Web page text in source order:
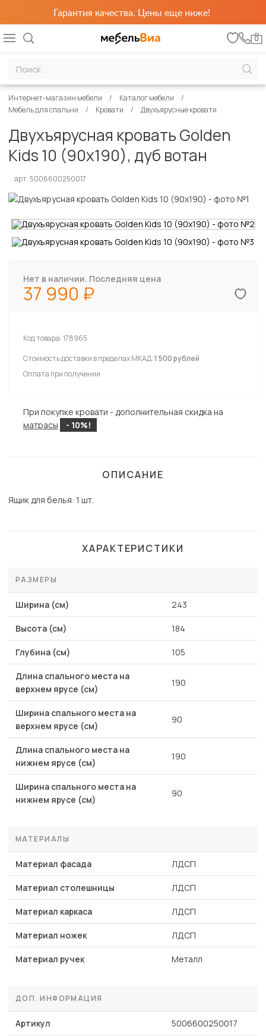
Гарантия качества. Цены еще ниже!
0
Интернет-магазин мебели
Каталог мебели
Мебель для спальни
Кровати Двухъярусные кровати
Двухъярусная кровать Golden
Kids 10 (90х190), дуб вотан
арт. 5006600250017
Нет в наличии. Последняя цена
37 990
Код товара:178965
Стоимость доставки в пределах МКАД:1 500 рублей
Оплата при получении
При покупке кровати - дополнительная скидка на
матрасы
- 10%!
ОПИСАНИЕ
Ящик для белья: 1 шт.
ХАРАКТЕРИСТИКИ
РАЗМЕРЫ
Ширина (см) 243
Высота (см) 184
Глубина (см) 105
Длина спального места на
верхнем ярусе (см)
190
Ширина спального места на
верхнем ярусе (см)
90
Длина спального места на
нижнем ярусе (см)
190
Ширина спального места на
нижнем ярусе (см)
90
МАТЕРИАЛЫ
Материал фасада ЛДСП
Материал столешницы ЛДСП
Материал каркаса ЛДСП
Материал ножек ЛДСП
Материал ручек Металл
ДОП. ИНФОРМАЦИЯ
Артикул 5006600250017